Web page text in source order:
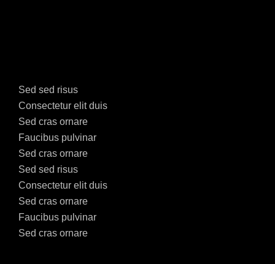
Sed sed risus
Consectetur elit duis
Sed cras ornare
Faucibus pulvinar
Sed cras ornare
Sed sed risus
Consectetur elit duis
Sed cras ornare
Faucibus pulvinar
Sed cras ornare